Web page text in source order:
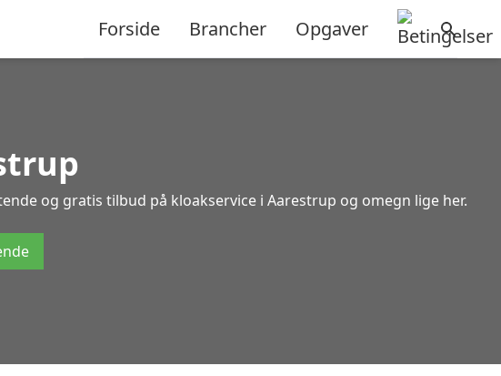
Forside Brancher Opgaver
og gratis tilbud på kloakservice i Aarestrup og omegn lige her.